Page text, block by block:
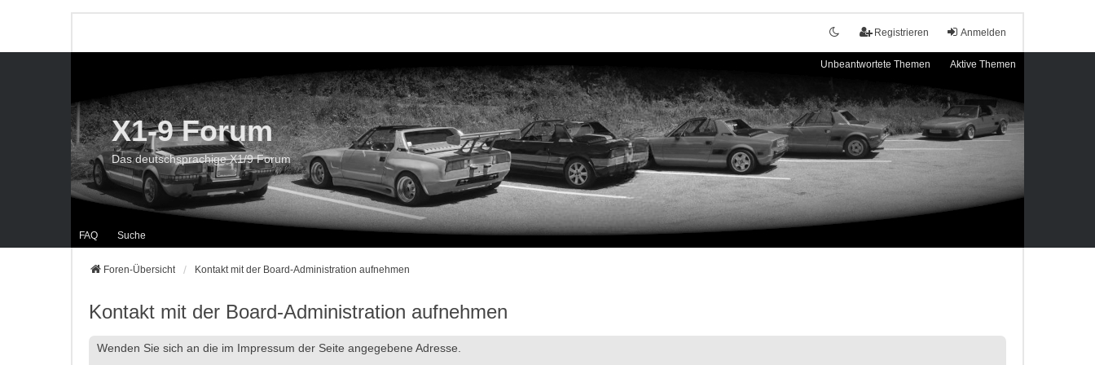
Anmelden
Registrieren
Unbeantwortete Themen Aktive Themen
FAQ Suche
X1-9 Forum
Das deutschsprachige X1/9 Forum
Foren-Übersicht Kontakt mit der Board-Administration aufnehmen
Kontakt mit der Board-Administration aufnehmen
Wenden Sie sich an die im Impressum der Seite angegebene Adresse.